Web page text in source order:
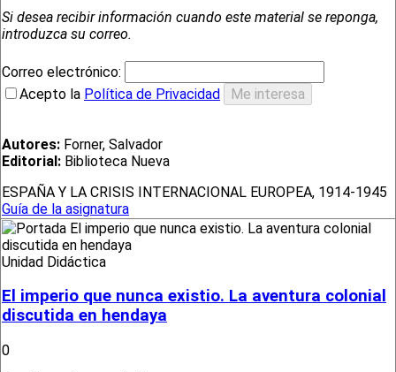
Si desea recibir información cuando este material se reponga,
introduzca su correo.
Correo electrónico:
Acepto la Política de Privacidad
Autores: Forner, Salvador
Editorial: Biblioteca Nueva
ESPAÑA Y LA CRISIS INTERNACIONAL EUROPEA, 1914-1945
Guía de la asignatura
Unidad Didáctica
El imperio que nunca existio. La aventura colonial
discutida en hendaya
0